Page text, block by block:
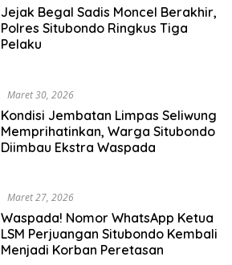
Jejak Begal Sadis Moncel Berakhir,
Polres Situbondo Ringkus Tiga
Pelaku
Maret 30, 2026
Kondisi Jembatan Limpas Seliwung
Memprihatinkan, Warga Situbondo
Diimbau Ekstra Waspada
Maret 27, 2026
Waspada! Nomor WhatsApp Ketua
LSM Perjuangan Situbondo Kembali
Menjadi Korban Peretasan